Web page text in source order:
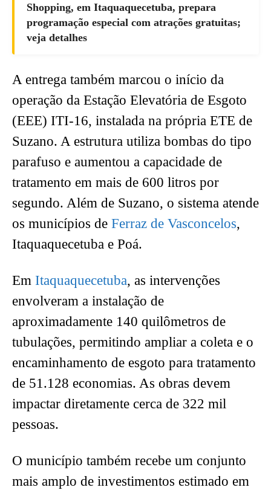
Shopping, em Itaquaquecetuba, prepara
programação especial com atrações gratuitas;
veja detalhes
A entrega também marcou o início da
operação da Estação Elevatória de Esgoto
(EEE) ITI-16, instalada na própria ETE de
Suzano. A estrutura utiliza bombas do tipo
parafuso e aumentou a capacidade de
tratamento em mais de 600 litros por
segundo. Além de Suzano, o sistema atende
os municípios de Ferraz de Vasconcelos,
Itaquaquecetuba e Poá.
Em Itaquaquecetuba, as intervenções
envolveram a instalação de
aproximadamente 140 quilômetros de
tubulações, permitindo ampliar a coleta e o
encaminhamento de esgoto para tratamento
de 51.128 economias. As obras devem
impactar diretamente cerca de 322 mil
pessoas.
O município também recebe um conjunto
mais amplo de investimentos estimado em